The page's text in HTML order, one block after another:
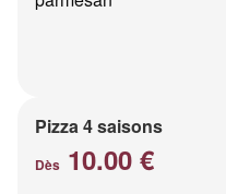
Pizza 4 saisons
Dès 10.00 €